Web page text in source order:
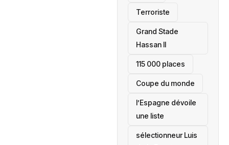
Terroriste
Grand Stade
Hassan II
115 000 places
‎Coupe du monde
l’Espagne dévoile
une liste
sélectionneur Luis